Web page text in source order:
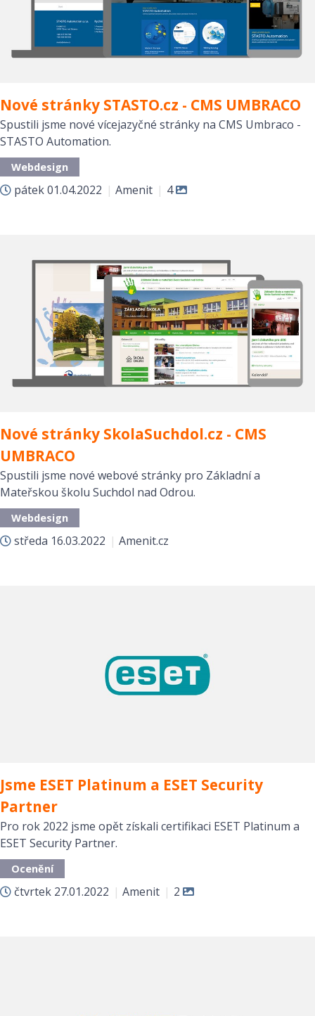
Nové stránky STASTO.cz - CMS UMBRACO
Spustili jsme nové vícejazyčné stránky na CMS Umbraco -
STASTO Automation.
Webdesign
pátek01.04.2022 | Amenit | 4
Nové stránky SkolaSuchdol.cz - CMS
UMBRACO
Spustili jsme nové webové stránky pro Základní a
Mateřskou školu Suchdol nad Odrou.
Webdesign
středa 16.03.2022 | Amenit.cz
Jsme ESET Platinum a ESET Security
Partner
Pro rok 2022 jsme opět získali certifikaci ESET Platinum a
ESET Security Partner.
Ocenění
čtvrtek 27.01.2022 | Amenit | 2